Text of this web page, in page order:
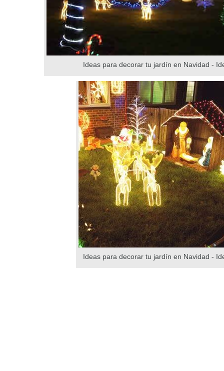
Ideas para decorar tu jardín en Navidad -
Ideas para decorar tu jardín en Navidad -